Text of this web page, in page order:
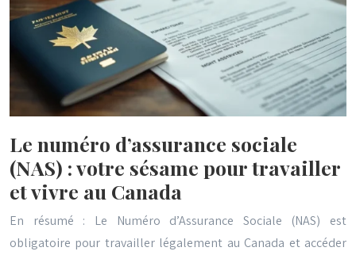
Le numéro d’assurance sociale
(NAS) : votre sésame pour travailler
et vivre au Canada
En résumé : Le Numéro d’Assurance Sociale (NAS) est
obligatoire pour travailler légalement au Canada et accéder